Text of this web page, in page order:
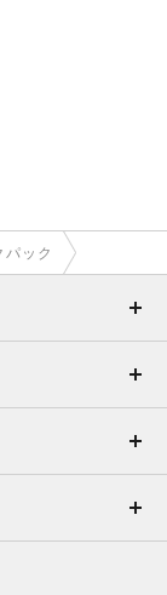
パック